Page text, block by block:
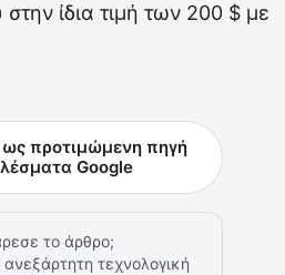
ίδια τιμή των 200 $ με
προτιμώμενη πηγή
Google
το άρθρο;
τεχνολογική